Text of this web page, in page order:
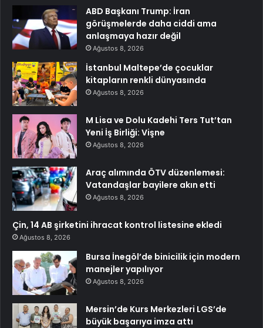
ABD Başkanı Trump: İran
görüşmelerde daha ciddi ama
anlaşmaya hazır değil
Ağustos 8, 2026
İstanbul Maltepe’de çocuklar
kitapların renkli dünyasında
Ağustos 8, 2026
M Lisa ve Dolu Kadehi Ters Tut’tan
Yeni İş Birliği: Vişne
Ağustos 8, 2026
Araç alımında ÖTV düzenlemesi:
Vatandaşlar bayilere akın etti
Ağustos 8, 2026
Çin, 14 AB şirketini ihracat kontrol listesine ekledi
Ağustos 8, 2026
Bursa İnegöl’de binicilik için modern
manejler yapılıyor
Ağustos 8, 2026
Mersin’de Kurs Merkezleri LGS’de
büyük başarıya imza attı